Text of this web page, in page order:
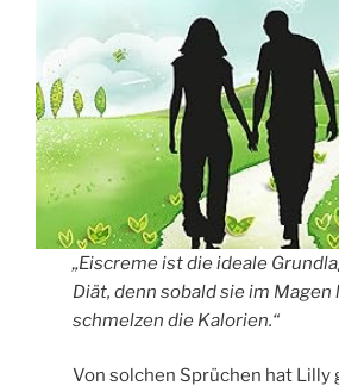
„Eiscreme ist die ideale
Diät, denn sobald sie im Magen
schmelzen die Kalorien.“
Von solchen Sprüchen hat Lilly